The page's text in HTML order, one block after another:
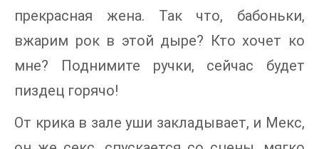
прекрасная жена. Так что, бабоньки,
вжарим рок в этой дыре? Кто хочет ко
мне? Поднимите ручки, сейчас будет
пиздец горячо!
От крика в зале уши закладывает, и Мекс,